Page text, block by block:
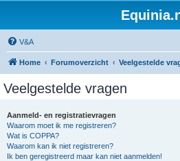
V&A
Home Forumoverzicht Veelgestelde
Veelgestelde vragen
Aanmeld- en registratievragen
Waarom moet ik me registreren?
Wat is COPPA?
Waarom kan ik niet registreren?
Ik ben geregistreerd maar kan niet aanmelden!